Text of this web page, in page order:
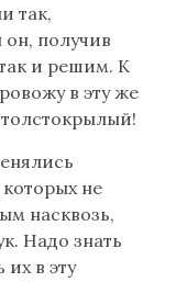
так,
получив
и решим. К
в эту же
не
насквозь,
Надо знать
их в эту